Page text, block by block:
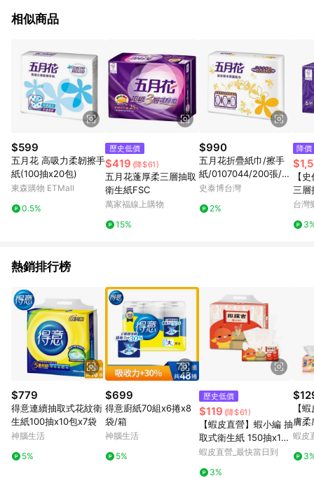
相似商品
$599
五月花 高吸力柔韌擦手
紙(100抽x20包)
東森購物 ETMall
0.5%
歷史低價
$419 (降$61)
五月花蓬厚柔三層抽取
衛生紙FSC
萬家福線上購物
15%
$990
五月花折疊紙巾/擦手
紙/0107044/200張/20
包/箱
史泰博台灣
2%
降價
【
三層
抽/6
台灣
熱銷排行榜
$779
得意連續抽取式花紋衛
生紙100抽x10包x7袋
神腦生活
5%
$699
得意廚紙70組x6捲x8
袋/箱
神腦生活
5%
歷史低價
$119 (降$61)
【蝦皮直營】蝦小編 抽
取式衛生紙 150抽x12
包/串 揪探吉 柔軟 居家
蝦皮直營_最快當日到
3%
【
膚
FC-
蝦皮